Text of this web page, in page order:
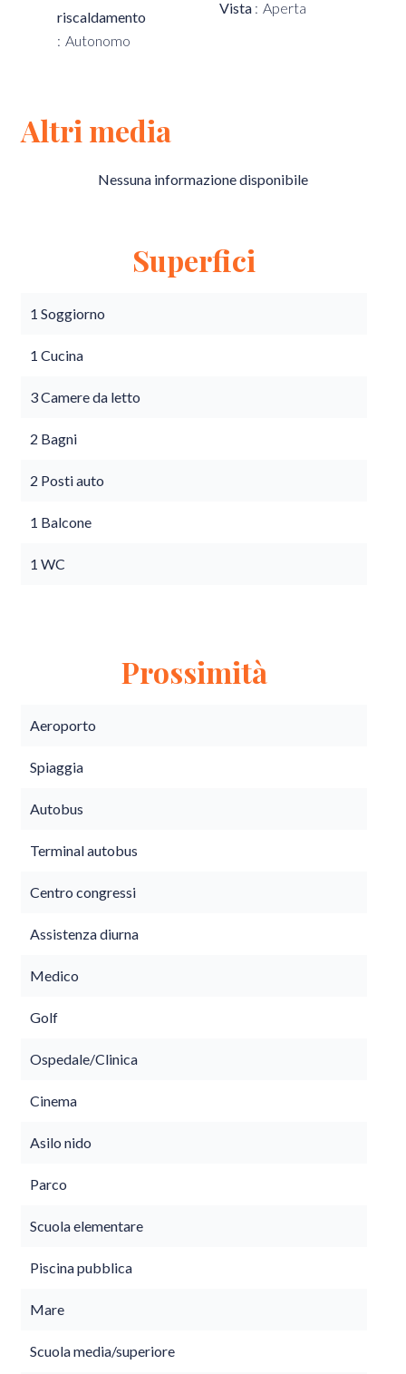
riscaldamento
Autonomo
Vista Aperta
Altri media
Nessuna informazione disponibile
Superfici
1 Soggiorno
1 Cucina
3 Camere da letto
2 Bagni
2 Posti auto
1 Balcone
1 WC
Prossimità
Aeroporto
Spiaggia
Autobus
Terminal autobus
Centro congressi
Assistenza diurna
Medico
Golf
Ospedale/Clinica
Cinema
Asilo nido
Parco
Scuola elementare
Piscina pubblica
Mare
Scuola media/superiore